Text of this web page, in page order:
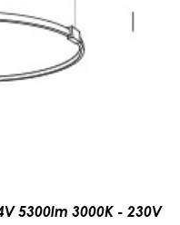
5300lm 3000K - 230V